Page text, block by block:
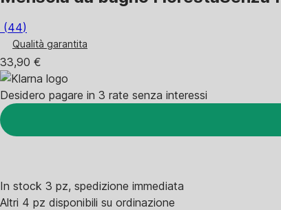
(44)
Qualità garantita
33,90 €
Desidero pagare in 3 rate senza interessi
In stock 3 pz, spedizione immediata
Altri 4 pz disponibili su ordinazione